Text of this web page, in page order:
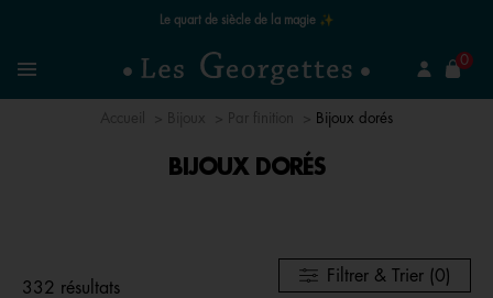
Le quart de siècle de la magie ✨
MenuRecherchez un bijou
0
Bijoux dorés
BIJOUX DORÉS
332 résultats
Filtrer & Trier (0)